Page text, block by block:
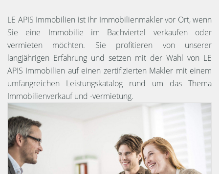
LE APIS Immobilien ist Ihr Immobilienmakler vor Ort, wenn
Sie eine Immobilie im Bachviertel verkaufen oder
vermieten möchten. Sie profitieren von unserer
langjährigen Erfahrung und setzen mit der Wahl von LE
APIS Immobilien auf einen zertifizierten Makler mit einem
umfangreichen Leistungskatalog rund um das Thema
Immobilienverkauf und -vermietung.